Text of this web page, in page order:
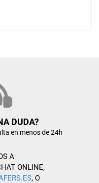
DUDA?
en menos de 24h
A
ONLINE,
, O